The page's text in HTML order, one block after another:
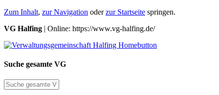
Zum Inhalt, zur Navigation oderzur Startseite springen.
VG Halfing | Online: https://www.vg-halfing.de/
Suche gesamte VG